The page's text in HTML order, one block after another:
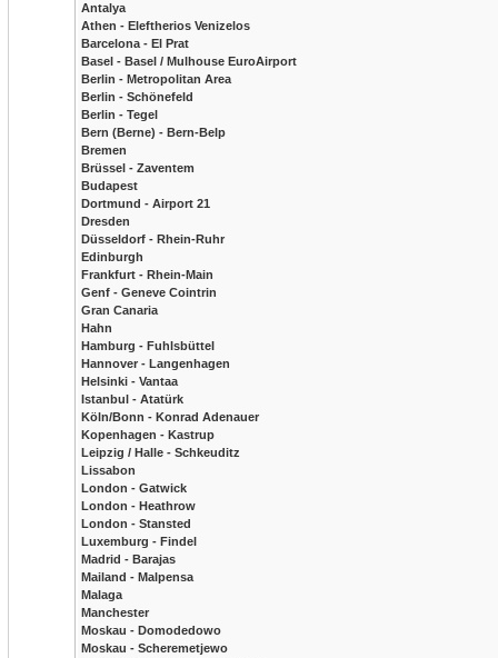
Antalya
Athen - Eleftherios Venizelos
Barcelona - El Prat
Basel - Basel / Mulhouse EuroAirport
Berlin - Metropolitan Area
Berlin - Schönefeld
Berlin - Tegel
Bern (Berne) - Bern-Belp
Bremen
Brüssel - Zaventem
Budapest
Dortmund - Airport 21
Dresden
Düsseldorf - Rhein-Ruhr
Edinburgh
Frankfurt - Rhein-Main
Genf - Geneve Cointrin
Gran Canaria
Hahn
Hamburg - Fuhlsbüttel
Hannover - Langenhagen
Helsinki - Vantaa
Istanbul - Atatürk
Köln/Bonn - Konrad Adenauer
Kopenhagen - Kastrup
Leipzig / Halle - Schkeuditz
Lissabon
London - Gatwick
London - Heathrow
London - Stansted
Luxemburg - Findel
Madrid - Barajas
Mailand - Malpensa
Malaga
Manchester
Moskau - Domodedowo
Moskau - Scheremetjewo